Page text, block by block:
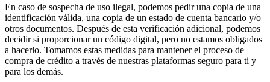
En caso de sospecha de uso ilegal, podemos pedir una copia de una
identificación válida, una copia de un estado de cuenta bancario y/o
otros documentos. Después de esta verificación adicional, podemos
decidir si proporcionar un código digital, pero no estamos obligados
a hacerlo. Tomamos estas medidas para mantener el proceso de
compra de crédito a través de nuestras plataformas seguro para ti y
para los demás.